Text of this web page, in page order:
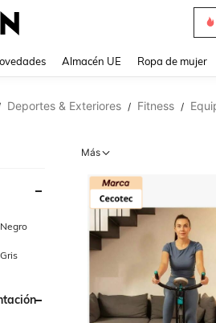
Almacén UE Ropa de mujer
Deportes & Exteriores / Fitness /
Negro
Gris
Más